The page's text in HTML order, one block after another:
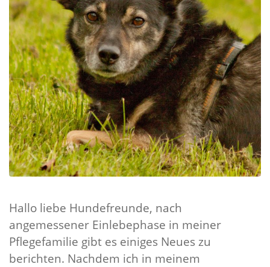
Hallo liebe Hundefreunde, nach
angemessener Einlebephase in meiner
Pflegefamilie gibt es einiges Neues zu
berichten. Nachdem ich in meinem